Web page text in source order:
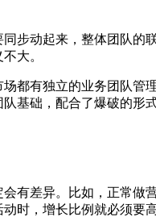
步动起来，整体团队
大。
都有独立的业务团队管
基础，配合了爆破的形
有差异。比如，正常
时，增长比例就必须要